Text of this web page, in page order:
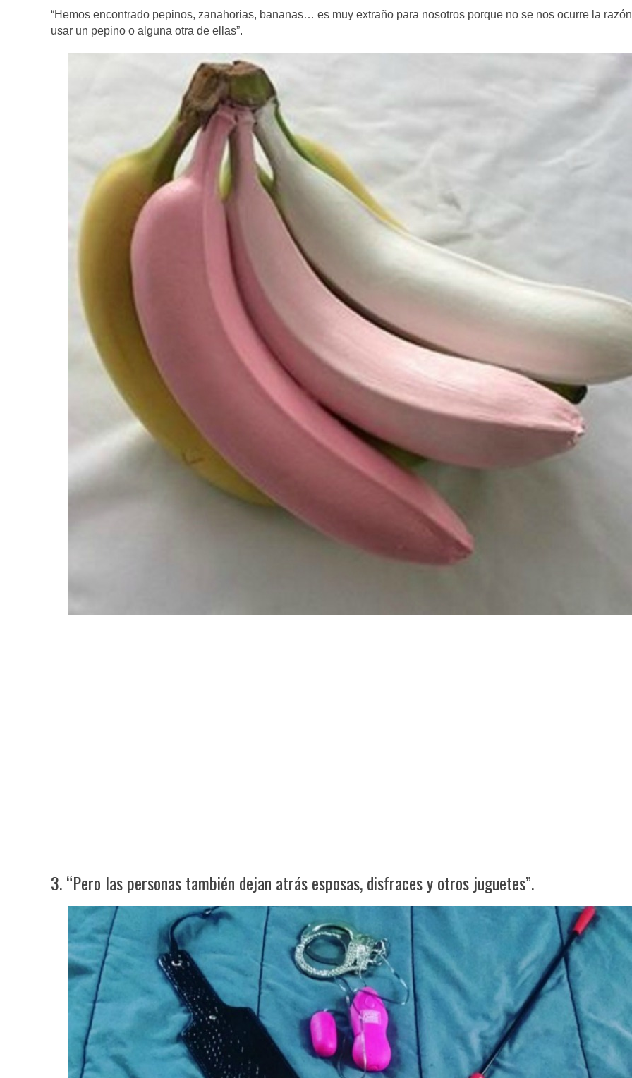
“Hemos encontrado pepinos, zanahorias, bananas… es muy extraño para nosotros porque no se nos ocurre la
usar un pepino o alguna otra de ellas”.
3. “Pero las personas también dejan atrás esposas, disfraces y otros juguetes”.